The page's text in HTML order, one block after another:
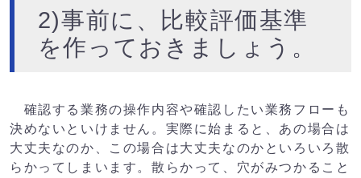
2)事前に、比較評価基準
を作っておきましょう。
確認する業務の操作内容や確認したい業務フローも
決めないといけません。実際に始まると、あの場合は
大丈夫なのか、この場合は大丈夫なのかといろいろ散
らかってしまいます。散らかって、穴がみつかること